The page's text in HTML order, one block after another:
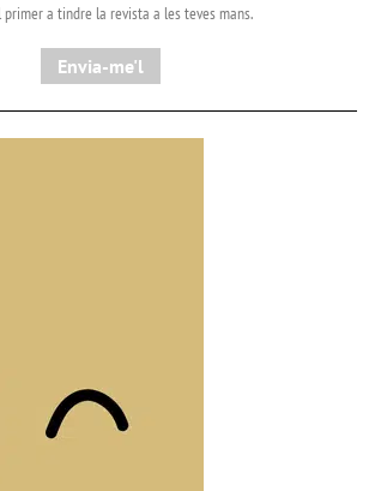
primer a tindre la revista a les teves mans.
Envia-me'l